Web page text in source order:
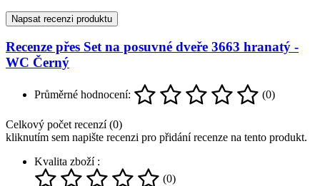
Napsat recenzi produktu
Recenze přes Set na posuvné dveře 3663 hranatý -
WC Černý
Průměrné hodnocení: (0)
Celkový počet recenzí (0)
kliknutím sem napište recenzi pro přidání recenze na tento produkt.
Kvalita zboží :
(0)